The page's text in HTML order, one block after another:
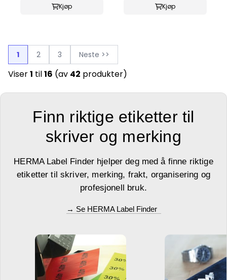
Kjøp
Kjøp
1 2 3 Neste >>
Viser1 til16 (av 42 produkter)
Finn riktige etiketter til
skriver og merking
HERMA Label Finder hjelper deg med å finne riktige
etiketter til skriver, merking, frakt, organisering og
profesjonell bruk.
→ Se HERMA Label Finder